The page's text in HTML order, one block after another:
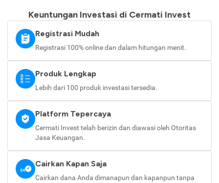
Keuntungan Investasi di Cermati Invest
Registrasi Mudah
Registrasi 100% online dan dalam hitungan menit.
Produk Lengkap
Lebih dari 100 produk investasi tersedia.
Platform Tepercaya
Cermati Invest telah berizin dan diawasi oleh Otoritas
Jasa Keuangan.
Cairkan Kapan Saja
Cairkan dana Anda dimanapun dan kapanpun tanpa